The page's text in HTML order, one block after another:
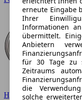
Hyundai
erneute Eingabe
Ihrer
Informationen
übermittelt.
Anbietern
für 30 Tage zu
Zeitraums
die
solche